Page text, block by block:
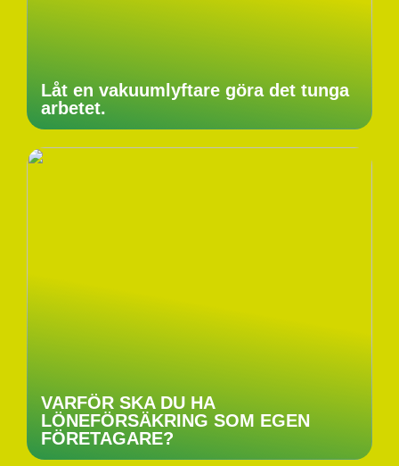
Låt en vakuumlyftare göra det tunga
arbetet.
VARFÖR SKA DU HA
LÖNEFÖRSÄKRING SOM EGEN
FÖRETAGARE?